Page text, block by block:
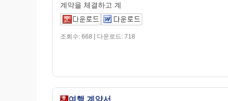
계약을 체결하고 계
조회수: 668 | 다운로드: 718
여행 계약서